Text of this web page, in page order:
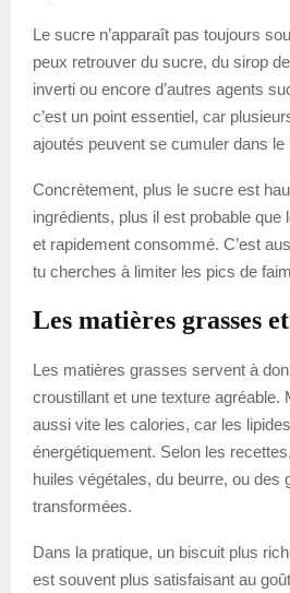
Le sucre n’apparaît pas toujours
peux retrouver du sucre, du sirop
inverti ou encore d’autres agents
c’est un point essentiel, car
ajoutés peuvent se cumuler dans le
Concrètement, plus le sucre est
ingrédients, plus il est probable
et rapidement consommé. C’est
tu cherches à limiter les pics de
Les matières grasses
Les matières grasses servent à
croustillant et une texture agréable.
aussi vite les calories, car les
énergétiquement. Selon les
huiles végétales, du beurre, ou des
transformées.
Dans la pratique, un biscuit plus
est souvent plus satisfaisant au